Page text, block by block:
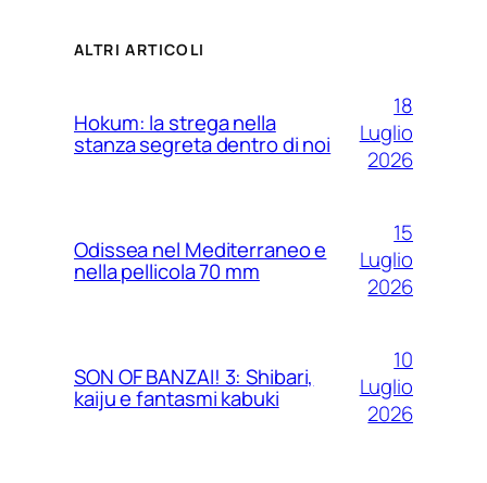
ALTRI ARTICOLI
Hokum: la strega nella
stanza segreta dentro di noi
18
Luglio
2026
Odissea nel Mediterraneo e
nella pellicola 70 mm
15
Luglio
2026
SON OF BANZAI! 3: Shibari,
kaiju e fantasmi kabuki
10
Luglio
2026